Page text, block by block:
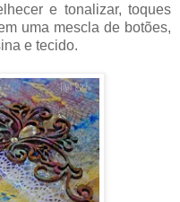
e tonalizar, toques
uma mescla de botões,
e tecido.